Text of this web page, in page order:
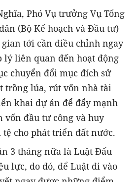
Phó Vụ trưởng Vụ Tổng
(Bộ Kế hoạch và Đầu tư)
tới cần điều chỉnh ngay
lý liên quan đến hoạt động
chuyển đổi mục đích sử
trồng lúa, rút vốn nhà tài
khai dự án để đẩy mạnh
vốn đầu tư công và huy
tệ cho phát triển đất nước.
3 tháng nữa là Luật Đấu
lực, do đó, để Luật đi vào